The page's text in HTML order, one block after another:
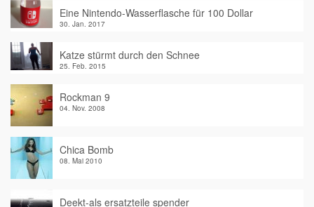
Eine Nintendo-Wasserflasche für 100 Dollar
30. Jan. 2017
Katze stürmt durch den Schnee
25. Feb. 2015
Rockman 9
04. Nov. 2008
Chica Bomb
08. Mai 2010
Deekt-als ersatzteile spender